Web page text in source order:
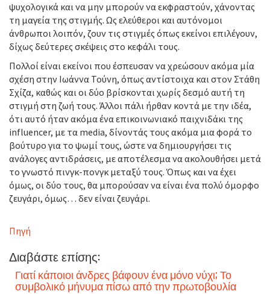
ψυχολογικά και να μην μπορούν να εκφραστούν, χάνοντας
τη μαγεία της στιγμής. Ως ελεύθεροι και αυτόνομοι
άνθρωποι λοιπόν, ζουν τις στιγμές όπως εκείνοι επιλέγουν,
δίχως δεύτερες σκέψεις στο κεφάλι τους.
Πολλοί είναι εκείνοι που έσπευσαν να χρεώσουν ακόμα μία
σχέση στην Ιωάννα Τούνη, όπως αντίστοιχα και στον Στάθη
Σχίζα, καθώς και οι δύο βρίσκονται χωρίς δεσμό αυτή τη
στιγμή στη ζωή τους. Άλλοι πάλι ήρθαν κοντά με την ιδέα,
ότι αυτό ήταν ακόμα ένα επικοινωνιακό παιχνιδάκι της
influencer, με τα media, δίνοντάς τους ακόμα μια φορά το
βούτυρο για το ψωμί τους, ώστε να δημιουργήσει τις
ανάλογες αντιδράσεις, με αποτέλεσμα να ακολουθήσει μετά
το γνωστό πινγκ-πονγκ μεταξύ τους. Όπως και να έχει
όμως, οι δύο τους, θα μπορούσαν να είναι ένα πολύ όμορφο
ζευγάρι, όμως… δεν είναι ζευγάρι.
Πηγή
Διαβάστε επίσης:
Γιατί κάποιοι άνδρες βάφουν ένα μόνο νύχι; Το
συμβολικό μήνυμα πίσω από την πρωτοβουλία